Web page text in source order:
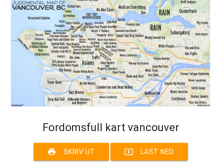
Fordomsfull kart vancouver
print SKRIV UT system_update_alt LAST NED